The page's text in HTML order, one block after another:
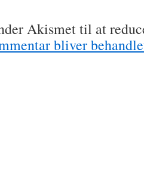
Akismet til at
bliver